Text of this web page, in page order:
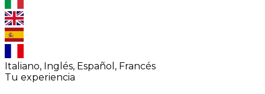
Italiano, Inglés, Español, Francés
Tu experiencia